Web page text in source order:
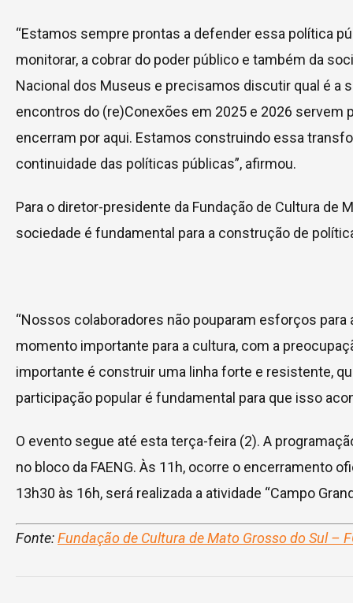
“Estamos sempre prontas a defender essa política
monitorar, a cobrar do poder público e também da
Nacional dos Museus e precisamos discutir qual é a
encontros do (re)Conexões em 2025 e 2026
encerram por aqui. Estamos construindo essa
continuidade das políticas públicas”, afirmou.
Para o diretor-presidente da Fundação de Cultura de
sociedade é fundamental para a construção de
“Nossos colaboradores não pouparam esforços
momento importante para a cultura, com a
importante é construir uma linha forte e resistente,
participação popular é fundamental para que isso
O evento segue até esta terça-feira (2). A
no bloco da FAENG. Às 11h, ocorre o encerramento
13h30 às 16h, será realizada a atividade “Campo
Fonte:Fundação de Cultura de Mato Grosso do Sul –